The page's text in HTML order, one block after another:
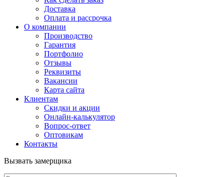
Доставка
Оплата и рассрочка
О компании
Производство
Гарантия
Портфолио
Отзывы
Реквизиты
Вакансии
Карта сайта
Клиентам
Скидки и акции
Онлайн-калькулятор
Вопрос-ответ
Оптовикам
Контакты
Вызвать замерщика